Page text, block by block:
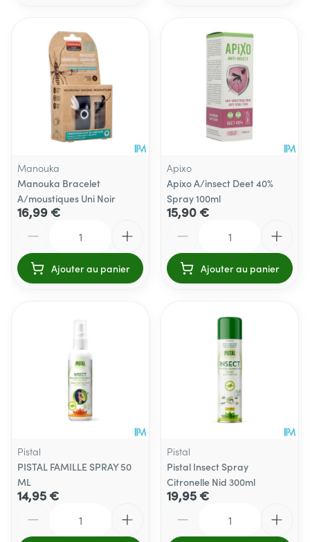
Manouka
Manouka Bracelet
A/moustiques Uni Noir
16,99 €
Ajouter au panier
Apixo
Apixo A/insect Deet 40%
Spray 100ml
15,90 €
Ajouter au panier
Pistal
PISTAL FAMILLE SPRAY 50
ML
14,95 €
Pistal
Pistal Insect Spray
Citronelle Nid 300ml
19,95 €